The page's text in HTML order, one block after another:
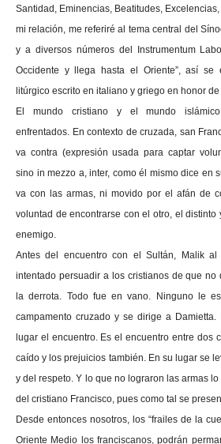
Santidad, Eminencias, Beatitudes,
mi relación, me referiré al tema central del
y a diversos números del Instrumentum
Occidente y llega hasta el Oriente”, así se
litúrgico escrito en italiano y griego en honor
El mundo cristiano y el mundo islámico
enfrentados. En contexto de cruzada, san
va contra (expresión usada para captar
sino in mezzo a, inter, como él mismo dice en
va con las armas, ni movido por el afán de
voluntad de encontrarse con el otro, el distinto
enemigo.
Antes del encuentro con el Sultán, Malik
intentado persuadir a los cristianos de que
la derrota. Todo fue en vano. Ninguno le
campamento cruzado y se dirige a
lugar el encuentro. Es el encuentro entre dos
caído y los prejuicios también. En su lugar se
y del respeto. Y lo que no lograron las armas
del cristiano Francisco, pues como tal se
Desde entonces nosotros, los “frailes de la
Oriente Medio los franciscanos, podrán